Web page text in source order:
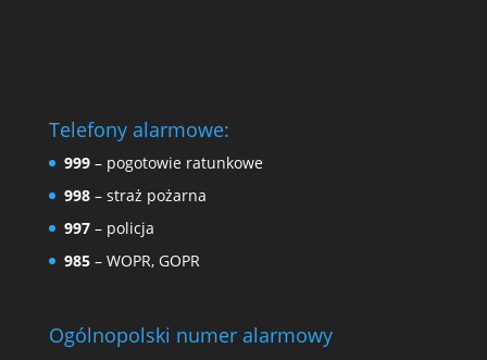
Telefony alarmowe:
999– pogotowie ratunkowe
998– straż pożarna
997– policja
985– WOPR, GOPR
Ogólnopolski numer alarmowy